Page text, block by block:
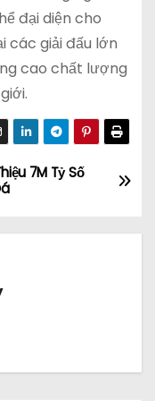
đại diện cho
các giải đấu lớn
cao chất lượng
7M Tỷ Số